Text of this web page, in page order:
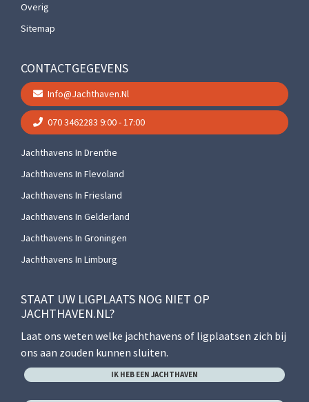
Overig
Sitemap
CONTACTGEGEVENS
Info@jachthaven.nl
070 3462283 9:00 - 17:00
Jachthavens In Drenthe
Jachthavens In Flevoland
Jachthavens In Friesland
Jachthavens In Gelderland
Jachthavens In Groningen
Jachthavens In Limburg
STAAT UW LIGPLAATS NOG NIET OP
JACHTHAVEN.NL?
Laat ons weten welke jachthavens of ligplaatsen zich bij
ons aan zouden kunnen sluiten.
IK HEB EEN JACHTHAVEN